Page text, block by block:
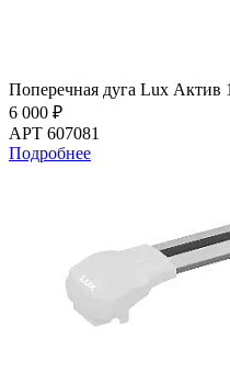
Поперечная дуга Lux Актив
6 000 ₽
АРТ 607081
Подробнее